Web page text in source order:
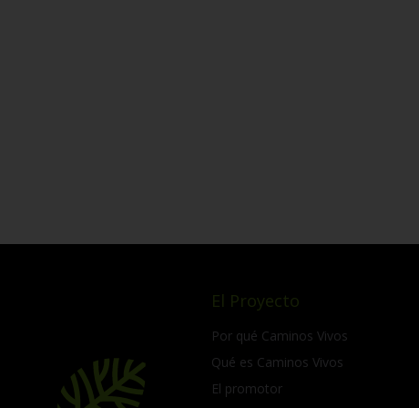
El Proyecto
Por qué Caminos Vivos
Qué es Caminos Vivos
El promotor